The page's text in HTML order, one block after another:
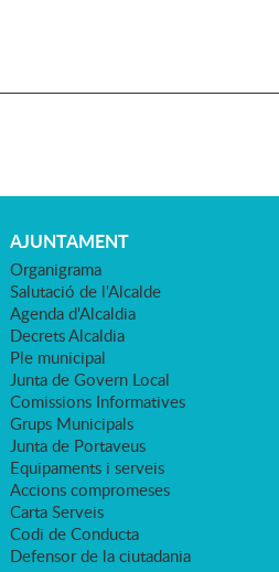
AJUNTAMENT
Organigrama
Salutació de l'Alcalde
Agenda d'Alcaldia
Decrets Alcaldia
Ple municipal
Junta de Govern Local
Comissions Informatives
Grups Municipals
Junta de Portaveus
Equipaments i serveis
Accions compromeses
Carta Serveis
Codi de Conducta
Defensor de la ciutadania